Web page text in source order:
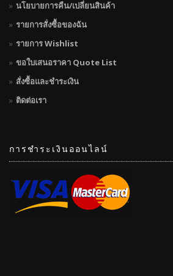
นโยบายการคืน/เปลี่ยนสินค้า
รายการสั่งซื้อของฉัน
รายการ Wishlist
ขอใบเสนอราคา Quote List
สั่งซื้อและชำระเงิน
ติดต่อเรา
การชำระเงินออนไลน์